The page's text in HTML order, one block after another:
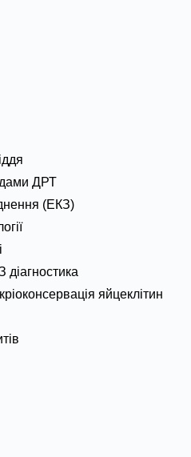
ДРТ
(ЕКЗ)
діагностика
яйцеклітин